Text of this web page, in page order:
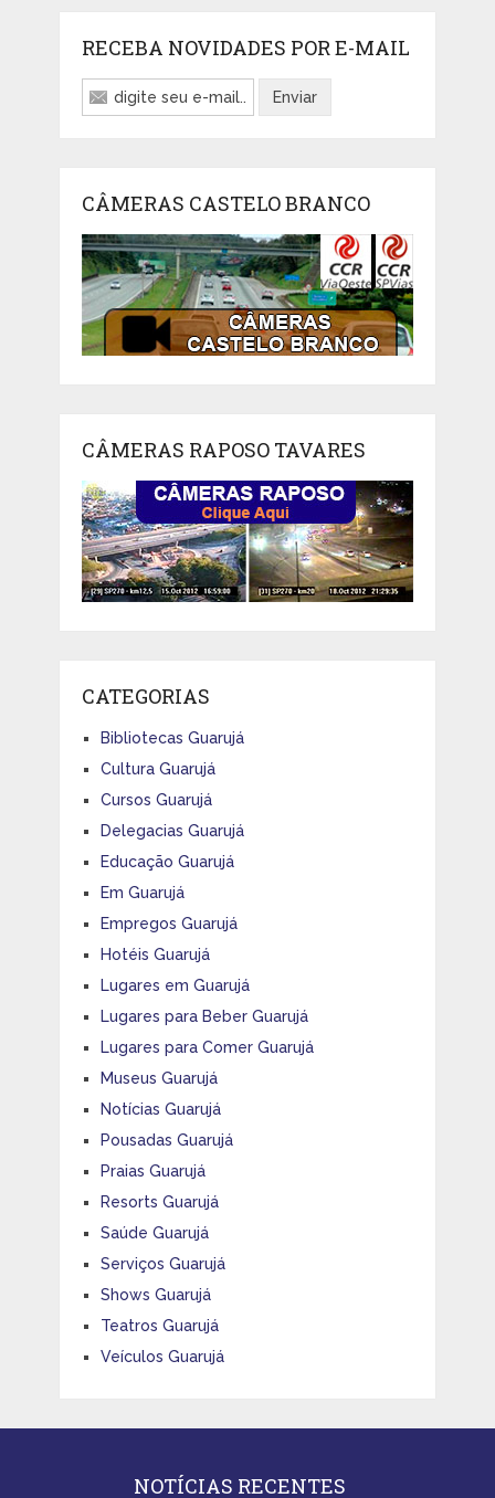
RECEBA NOVIDADES POR E-MAIL
CÂMERAS CASTELO BRANCO
CÂMERAS RAPOSO TAVARES
CATEGORIAS
Bibliotecas Guarujá
Cultura Guarujá
Cursos Guarujá
Delegacias Guarujá
Educação Guarujá
Em Guarujá
Empregos Guarujá
Hotéis Guarujá
Lugares em Guarujá
Lugares para Beber Guarujá
Lugares para Comer Guarujá
Museus Guarujá
Notícias Guarujá
Pousadas Guarujá
Praias Guarujá
Resorts Guarujá
Saúde Guarujá
Serviços Guarujá
Shows Guarujá
Teatros Guarujá
Veículos Guarujá
NOTÍCIAS RECENTES